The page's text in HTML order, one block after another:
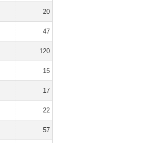
20
47
120
15
17
22
57